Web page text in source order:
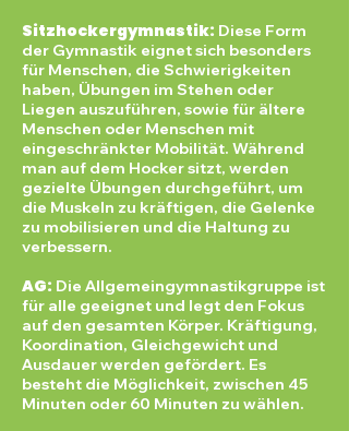
Sitzhockergymnastik: Diese Form
der Gymnastik eignet sich besonders
für Menschen, die Schwierigkeiten
haben, Übungen im Stehen oder
Liegen auszuführen, sowie für ältere
Menschen oder Menschen mit
eingeschränkter Mobilität. Während
man auf dem Hocker sitzt, werden
gezielte Übungen durchgeführt, um
die Muskeln zu kräftigen, die Gelenke
zu mobilisieren und die Haltung zu
verbessern.
AG: Die Allgemeingymnastikgruppe ist
für alle geeignet und legt den Fokus
auf den gesamten Körper. Kräftigung,
Koordination, Gleichgewicht und
Ausdauer werden gefördert. Es
besteht die Möglichkeit, zwischen 45
Minuten oder 60 Minuten zu wählen.